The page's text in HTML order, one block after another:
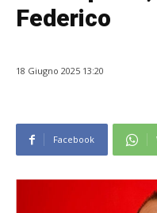
Federico
18 Giugno 2025 13:20
Facebook